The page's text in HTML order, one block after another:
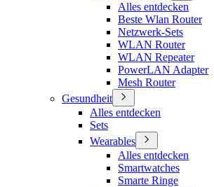
Alles entdecken
Beste Wlan Router
Netzwerk-Sets
WLAN Router
WLAN Repeater
PowerLAN Adapter
Mesh Router
Gesundheit
Alles entdecken
Sets
Wearables
Alles entdecken
Smartwatches
Smarte Ringe